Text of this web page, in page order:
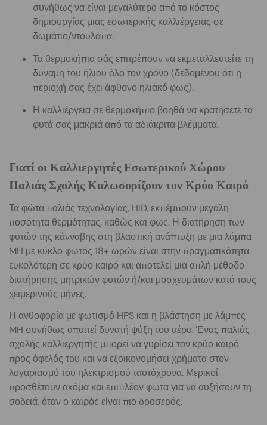
συνήθως να είναι μεγαλύτερο από το κόστος
δημιουργίας μιας εσωτερικής καλλιέργειας σε
δωμάτιο/ντουλάπα.
Τα θερμοκήπια σάς επιτρέπουν να εκμεταλλευτείτε τη
δύναμη του ήλιου όλο τον χρόνο (δεδομένου ότι η
περιοχή σας έχει άφθονο ηλιακό φως).
Η καλλιέργεια σε θερμοκήπιο βοηθά να κρατήσετε τα
φυτά σας μακριά από τα αδιάκριτα βλέμματα.
Γιατί οι Καλλιεργητές Εσωτερικού Χώρου
Παλιάς Σχολής Καλωσορίζουν τον Κρύο Καιρό
Τα φώτα παλιάς τεχνολογίας, HID, εκπέμπουν μεγάλη
ποσότητα θερμότητας, καθώς και φως. Η διατήρηση των
φυτών της κάνναβης στη βλαστική ανάπτυξη με μια λάμπα
MH με κύκλο φωτός 18+ ωρών είναι στην πραγματικότητα
ευκολότερη σε κρύο καιρό και αποτελεί μια απλή μέθοδο
διατήρησης μητρικών φυτών ή/και μοσχευμάτων κατά τους
χειμερινούς μήνες.
Η ανθοφορία με φωτισμό HPS και η βλάστηση με λάμπες
MH συνήθως απαιτεί δυνατή ψύξη του αέρα. Ένας παλιάς
σχολής καλλιεργητής μπορεί να γυρίσει τον κρύο καιρό
προς όφελός του και να εξοικονομήσει χρήματα στον
λογαριασμό του ηλεκτρισμού ταυτόχρονα. Μερικοί
προσθέτουν ακόμα και επιπλέον φώτα για να αυξήσουν τη
σοδειά, όταν ο καιρός είναι πιο δροσερός.